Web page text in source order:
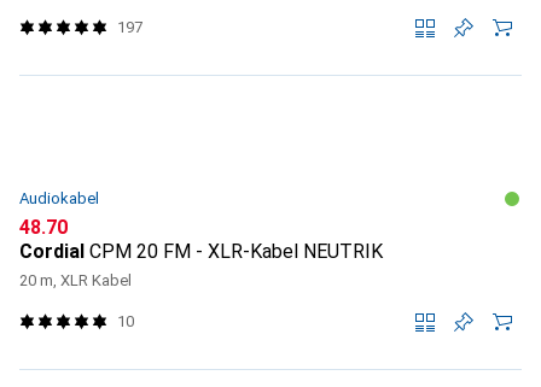
197
Audiokabel
CHF
48.70
Cordial CPM 20 FM - XLR-Kabel NEUTRIK
20 m, XLR Kabel
10